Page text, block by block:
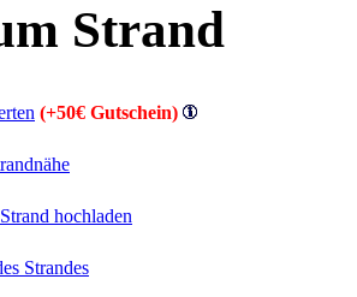
Strand
(+50€ Gutschein)
hochladen
Strandes